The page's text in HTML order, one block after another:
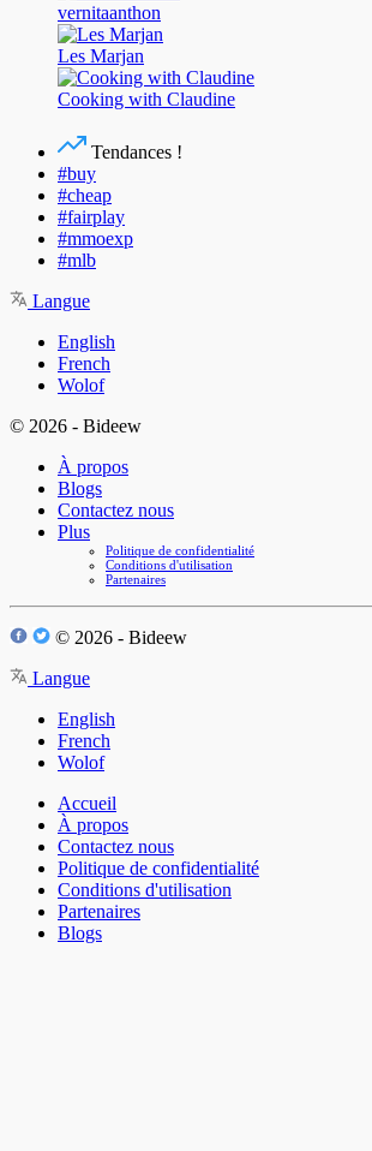
vernitaanthon
Les Marjan
Cooking with Claudine
Tendances !
#buy
#cheap
#fairplay
#mmoexp
#mlb
Langue
English
French
Wolof
© 2026 - Bideew
À propos
Blogs
Contactez nous
Plus
Politique de confidentialité
Conditions d'utilisation
Partenaires
© 2026 - Bideew
Langue
English
French
Wolof
Accueil
À propos
Contactez nous
Politique de confidentialité
Conditions d'utilisation
Partenaires
Blogs